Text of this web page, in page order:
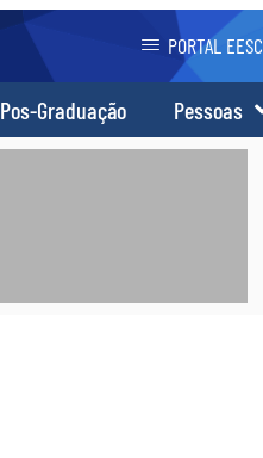
PORTAL EESC
Pos-Graduação Pessoas